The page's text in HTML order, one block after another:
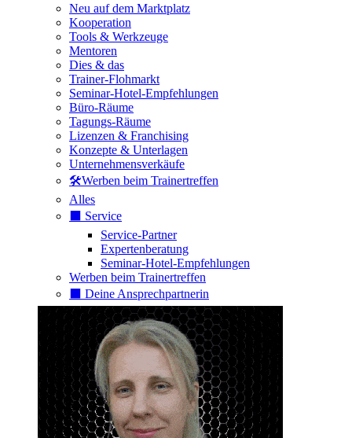
Neu auf dem Marktplatz
Kooperation
Tools & Werkzeuge
Mentoren
Dies & das
Trainer-Flohmarkt
Seminar-Hotel-Empfehlungen
Büro-Räume
Tagungs-Räume
Lizenzen & Franchising
Konzepte & Unterlagen
Unternehmensverkäufe
🛠️Werben beim Trainertreffen
Alles
⬛️ Service
Service-Partner
Expertenberatung
Seminar-Hotel-Empfehlungen
Werben beim Trainertreffen
⬛️ Deine Ansprechpartnerin